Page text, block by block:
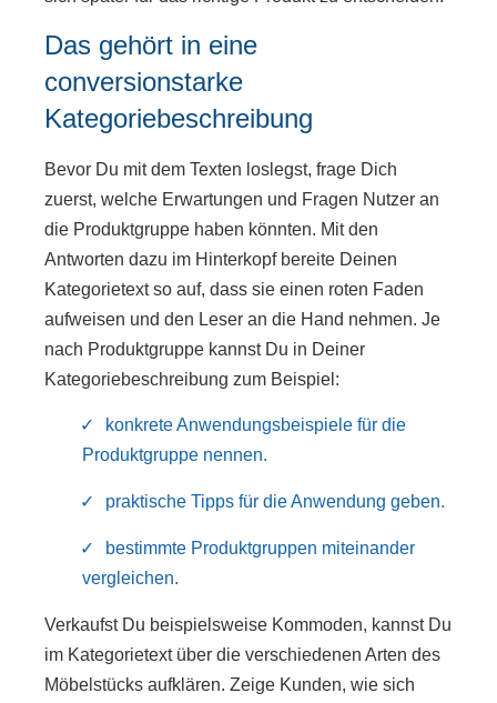
Das gehört in eine
conversionstarke
Kategoriebeschreibung
Bevor Du mit dem Texten loslegst, frage Dich
zuerst, welche Erwartungen und Fragen Nutzer an
die Produktgruppe haben könnten. Mit den
Antworten dazu im Hinterkopf bereite Deinen
Kategorietext so auf, dass sie einen roten Faden
aufweisen und den Leser an die Hand nehmen. Je
nach Produktgruppe kannst Du in Deiner
Kategoriebeschreibung zum Beispiel:
konkrete Anwendungsbeispiele für die
Produktgruppe nennen.
praktische Tipps für die Anwendung geben.
bestimmte Produktgruppen miteinander
vergleichen.
Verkaufst Du beispielsweise Kommoden, kannst Du
im Kategorietext über die verschiedenen Arten des
Möbelstücks aufklären. Zeige Kunden, wie sich